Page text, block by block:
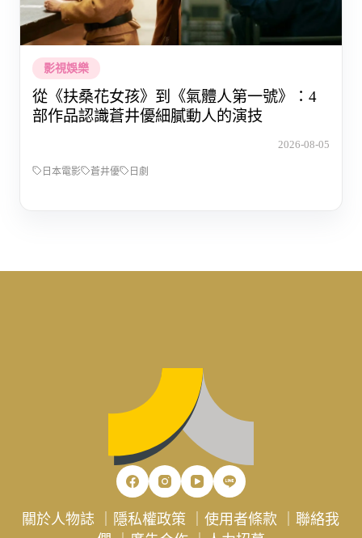
影視娛樂
從《扶桑花女孩》到《氣體人第一號》：4
部作品認識蒼井優細膩動人的演技
2026-08-05
日本電影 蒼井優 日劇
關於人物誌 隱私權政策 ｜使用者條款 ｜聯絡我